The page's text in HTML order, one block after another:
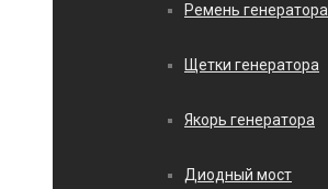
Ремень генератора
Щетки генератора
Якорь генератора
Диодный мост